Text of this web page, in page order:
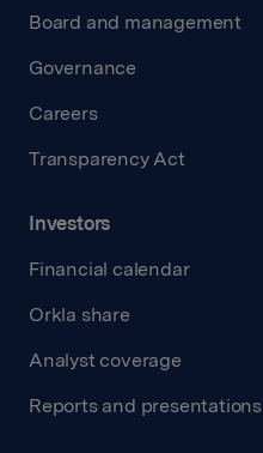
Board and management
Governance
Careers
Transparency Act
Investors
Financial calendar
Orkla share
Analyst coverage
Reports and presentations